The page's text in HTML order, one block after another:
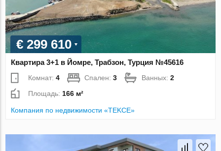
€ 299 610
Квартира 3+1 в Йомре, Трабзон, Турция №45616
Комнат:4 Спален:3 Ванных:2
Площадь:166 м²
Компания по недвижимости «TEKCE»